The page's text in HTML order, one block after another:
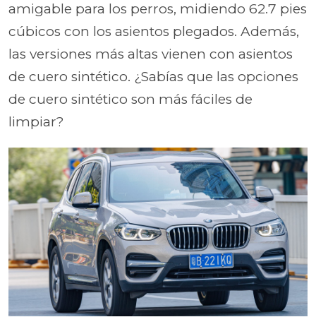
amigable para los perros, midiendo 62.7 pies
cúbicos con los asientos plegados. Además,
las versiones más altas vienen con asientos
de cuero sintético. ¿Sabías que las opciones
de cuero sintético son más fáciles de
limpiar?